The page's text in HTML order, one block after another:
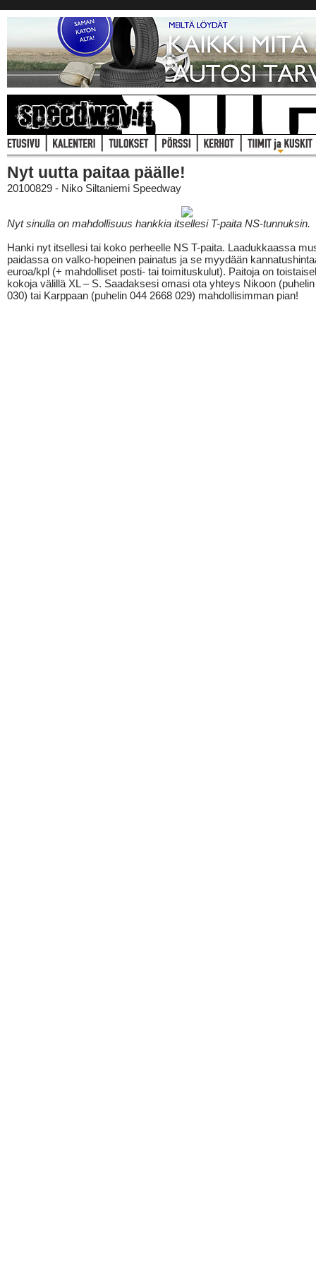
Nyt uutta paitaa päälle!
20100829 - Niko Siltaniemi Speedway
Nyt sinulla on mahdollisuus hankkia itsellesi T-paita NS-tunnuksin.
Hanki nyt itsellesi tai koko perheelle NS T-paita. Laadukkaassa
paidassa on valko-hopeinen painatus ja se myydään
euroa/kpl (+ mahdolliset posti- tai toimituskulut). Paitoja on
kokoja välillä XL – S. Saadaksesi omasi ota yhteys Nikoon
030) tai Karppaan (puhelin 044 2668 029) mahdollisimman pian!